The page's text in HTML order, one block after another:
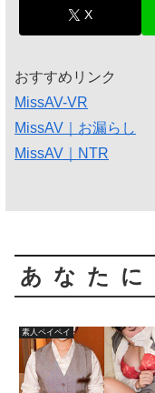
X
おすすめリンク
MissAV-VR
MissAV｜お漏らし
MissAV｜NTR
あなた
素人ペイペイ